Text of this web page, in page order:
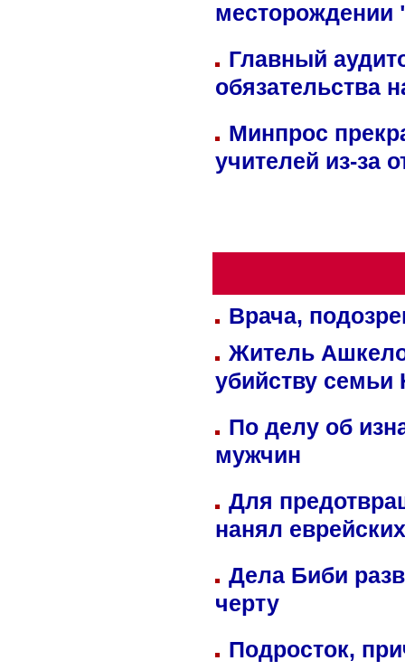
Главный
обязательства
Минпрос
учителей из-за
Врача,
Житель
убийству семьи
По делу об
мужчин
Для
нанял
Дела Биби
черту
Подросток,